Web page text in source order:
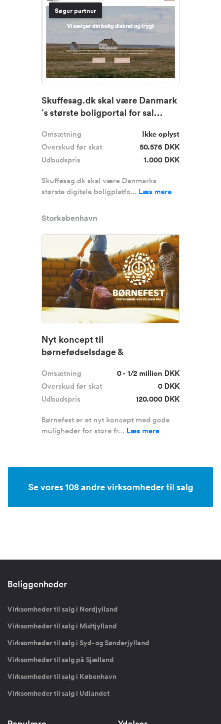
Søger partner
Skuffesag.dk skal være Danmark
´s største boligportal for sal...
Omsætning
Ikke oplyst
Overskud før skat
50.576 DKK
Udbudspris
1.000 DKK
Skuffesag.dk skal være Danmarks
største digitale boligplatfo... Læs mere
Storkøbenhavn
Nyt koncept til
børnefødselsdage &
Omsætning
0 - 1/2 million DKK
Overskud før skat
0 DKK
Udbudspris
120.000 DKK
Børnefest er et nyt koncept med gode
muligheder for store fr... Læs mere
Se vores 108 andre virksomheder til salg
Beliggenheder
Virksomheder til salg i Nordjylland
Virksomheder til salg i Midtjylland
Virksomheder til salg i Syd- og Sønderjylland
Virksomheder til salg på Sjælland
Virksomheder til salg i København
Virksomheder til salg i Udlandet